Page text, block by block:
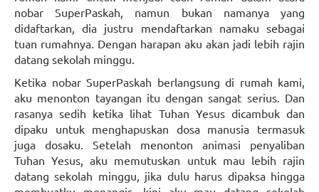
nobar SuperPaskah, namun bukan namanya yang
didaftarkan, dia justru mendaftarkan namaku sebagai
tuan rumahnya. Dengan harapan aku akan jadi lebih rajin
datang sekolah minggu.
Ketika nobar SuperPaskah berlangsung di rumah kami,
aku menonton tayangan itu dengan sangat serius. Dan
rasanya sedih ketika lihat Tuhan Yesus dicambuk dan
dipaku untuk menghapuskan dosa manusia termasuk
juga dosaku. Setelah menonton animasi penyaliban
Tuhan Yesus, aku memutuskan untuk mau lebih rajin
datang sekolah minggu, jika dulu harus dipaksa hingga